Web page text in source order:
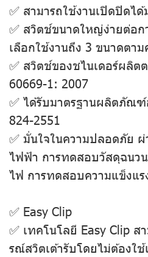
✅ สามารถใช้งานเปิดปิดไ
✅ สวิตช์ขนาดใหญ่ง่ายต่อ
เลือกใช้งานถึง 3 ขนาดตาม
✅ สวิตช์ของชไนเดอร์ผลิต
60669-1: 2007
✅ ได้รับมาตรฐานผลิตภัณ
824-2551
✅ มั่นใจในความปลอดภัย
ไฟฟ้า การทดสอบวัสดุฉนว
ไฟ การทดสอบความแข็งแ
✅ Easy Clip
✅ เทคโนโลยี Easy Clip
รณ์สวิตเต้ารับโดยไม่ต้องใ